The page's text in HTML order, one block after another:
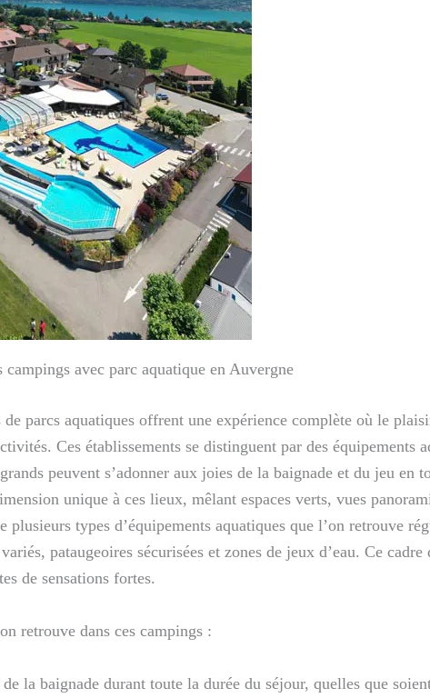
campings avec parc aquatique en Auvergne
parcs aquatiques offrent une expérience complète où le
Ces établissements se distinguent par des équipements
peuvent s’adonner aux joies de la baignade et du jeu en
unique à ces lieux, mêlant espaces verts, vues
types d’équipements aquatiques que l’on retrouve
pataugeoires sécurisées et zones de jeux d’eau. Ce
de sensations fortes.
retrouve dans ces campings :
la baignade durant toute la durée du séjour, quelles que